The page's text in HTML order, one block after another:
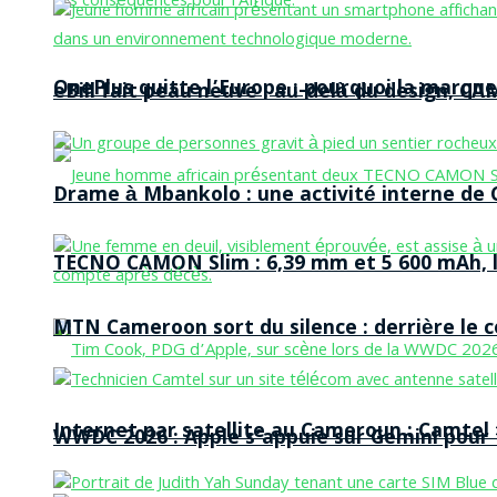
OnePlus quitte l’Europe : pourquoi la
TECNO CAMON Slim : 6,39 mm et 5 600
WWDC 2026 : Apple s’appuie sur Gemini
eBill fait peau neuve : au-delà du design,
Drame à Mbankolo : une activité interne de
MTN Cameroon sort du silence : derrière le
Internet par satellite au Cameroun :